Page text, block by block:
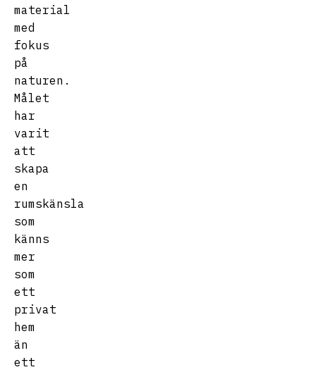
material
med
fokus
på
naturen.
Målet
har
varit
att
skapa
en
rumskänsla
som
känns
mer
som
ett
privat
hem
än
ett